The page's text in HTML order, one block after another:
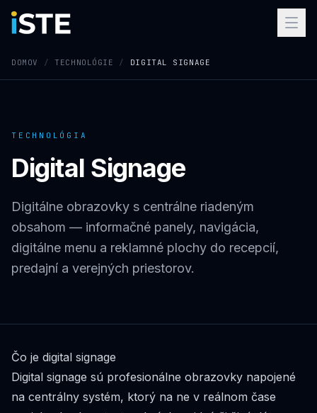
Preskočiť na obsah
DOMOV / TECHNOLÓGIE / DIGITAL SIGNAGE
TECHNOLÓGIA
Digital Signage
Digitálne obrazovky s centrálne riadeným
obsahom — informačné panely, navigácia,
digitálne menu a reklamné plochy do recepcií,
predajní a verejných priestorov.
Čo je digital signage
Digital signage sú profesionálne obrazovky napojené
na centrálny systém, ktorý na ne v reálnom čase